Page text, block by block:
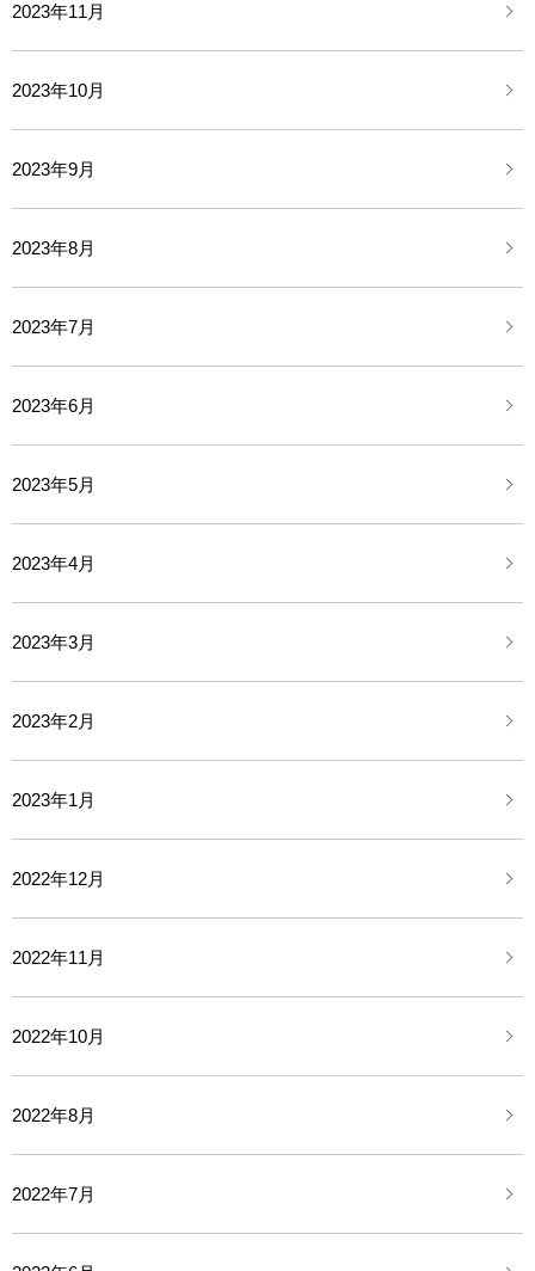
2023年11月
2023年10月
2023年9月
2023年8月
2023年7月
2023年6月
2023年5月
2023年4月
2023年3月
2023年2月
2023年1月
2022年12月
2022年11月
2022年10月
2022年8月
2022年7月